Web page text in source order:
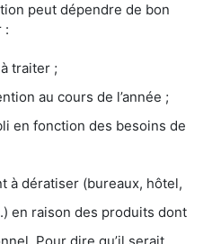
peut dépendre de bon
:
traiter ;
au cours de l’année ;
en fonction des besoins de
à dératiser (bureaux, hôtel,
en raison des produits dont